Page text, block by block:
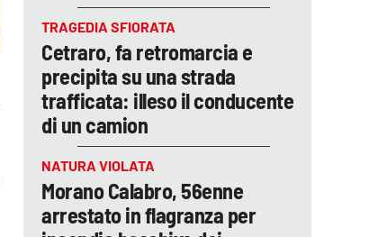
TRAGEDIA SFIORATA
Cetraro, fa retromarcia e
precipita su una strada
trafficata: illeso il conducente
di un camion
NATURA VIOLATA
Morano Calabro, 56enne
arrestato in flagranza per